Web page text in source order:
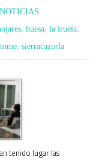
,huesa,la iruela,
, sierracazorla
tenido lugar las